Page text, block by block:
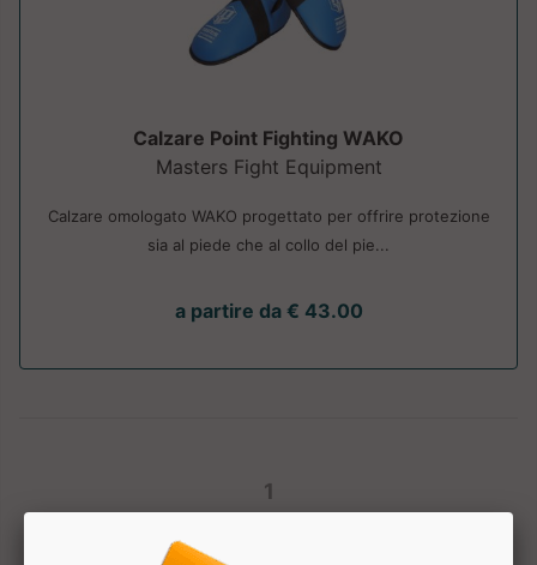
Calzare Point Fighting WAKO
Masters Fight Equipment
Calzare omologato WAKO progettato per offrire protezione
sia al piede che al collo del pie...
a partire da € 43.00
1